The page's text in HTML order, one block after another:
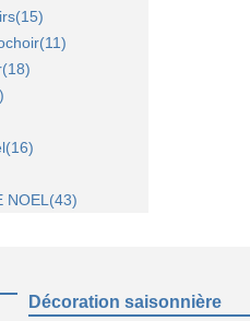
NOEL(43)
Décoration saisonnière